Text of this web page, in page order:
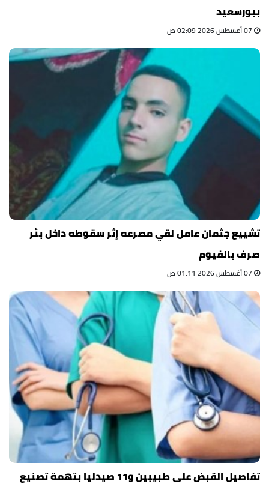
ببورسعيد
تشييع جثمان عامل لقي مصرعه إثر سقوطه داخل بئر
صرف بالفيوم
تفاصيل القبض على طبيبين و11 صيدليا بتهمة تصنيع